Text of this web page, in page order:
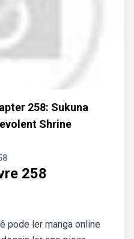
258: Sukuna
Shrine
258
pode ler manga online